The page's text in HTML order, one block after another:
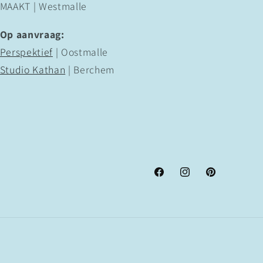
MAAKT | Westmalle
Op aanvraag:
Perspektief | Oostmalle
Studio Kathan | Berchem
FacebookInstagramPinterest